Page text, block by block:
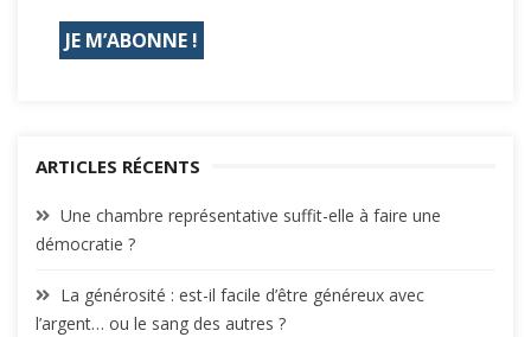
ARTICLES RÉCENTS
Une chambre représentative suffit-elle à faire une
démocratie ?
La générosité : est-il facile d’être généreux avec
l’argent… ou le sang des autres ?